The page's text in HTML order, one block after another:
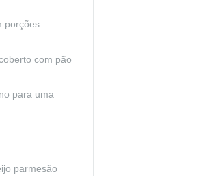
porções
com pão
para uma
parmesão